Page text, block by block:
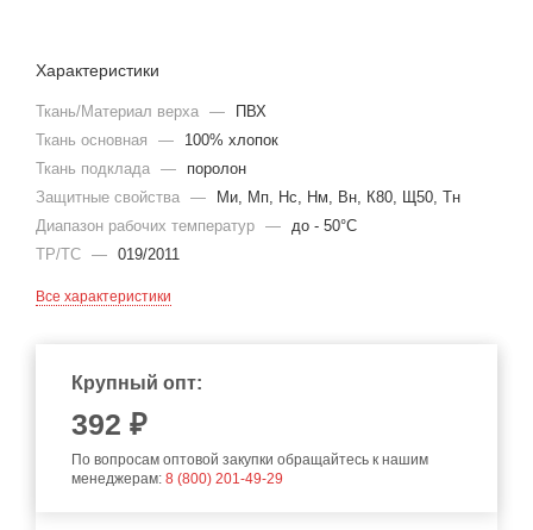
Характеристики
Ткань/Материал верха —
ПВХ
Ткань основная
—
100% хлопок
Ткань подклада —
поролон
Защитные свойства —
Ми, Мп, Нс, Нм, Вн, К80, Щ50, Тн
Диапазон рабочих температур — до - 50°С
ТР/ТС — 019/2011
Все характеристики
Крупный опт:
392 ₽
По вопросам оптовой закупки обращайтесь к нашим
менеджерам: 8 (800) 201-49-29